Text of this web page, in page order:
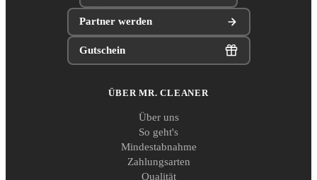
Partner werden
Gutschein
ÜBER MR. CLEANER
Über uns
So geht's
Mindestabnahme
Zahlungsarten
Qualität